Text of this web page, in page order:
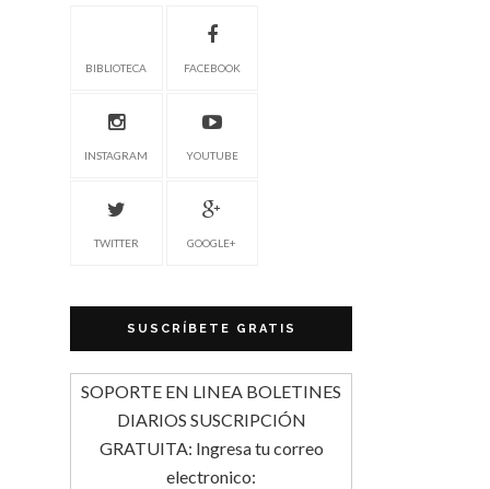
BIBLIOTECA FACEBOOK
INSTAGRAM YOUTUBE
TWITTER GOOGLE+
SUSCRÍBETE GRATIS
SOPORTE EN LINEA BOLETINES
DIARIOS SUSCRIPCIÓN
GRATUITA: Ingresa tu correo
electronico: